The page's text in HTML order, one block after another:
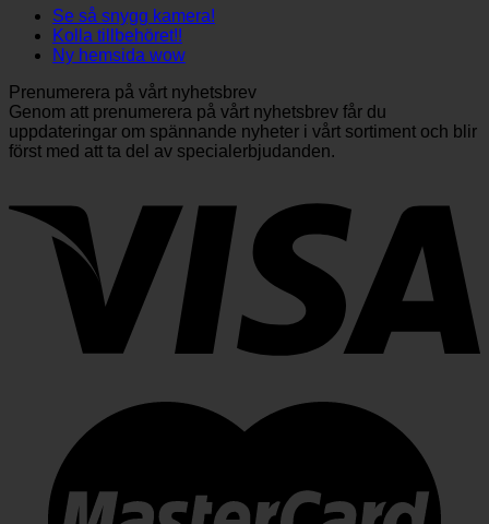
Se så snygg kamera!
Kolla tillbehöret!!
Ny hemsida wow
Prenumerera på vårt nyhetsbrev
Genom att prenumerera på vårt nyhetsbrev får du
uppdateringar om spännande nyheter i vårt sortiment och blir
först med att ta del av specialerbjudanden.